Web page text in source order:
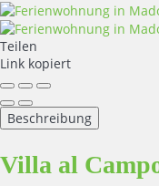
Teilen
Link kopiert
Beschreibung
Villa al